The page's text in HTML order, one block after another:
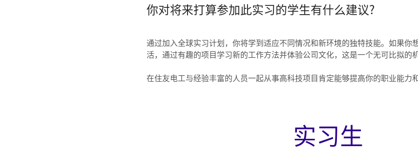
你对将来打算参加此实习的学生有什么建议?
通过加入全球实习计划，你将学到适应不同情况和新环境的独特技能。如果你
活，通过有趣的项目学习新的工作方法并体验公司文化，这是一个无可比拟的机
在住友电工与经验丰富的人员一起从事高科技项目肯定能够提高你的职业能力
实习生